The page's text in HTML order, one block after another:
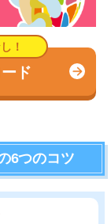
ド
6つのコツ